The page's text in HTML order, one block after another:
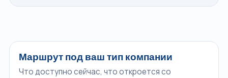
Маршрут под ваш тип компании
Что доступно сейчас, что откроется со